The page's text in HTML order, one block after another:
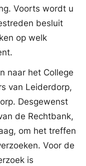
Voorts wordt u
besluit
op welk
naar het College
van Leiderdorp,
Desgewenst
de Rechtbank,
om het treffen
Voor de
is